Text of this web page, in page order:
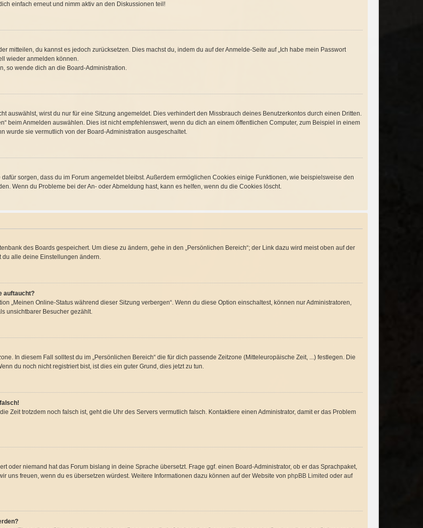
einfach erneut und nimm aktiv an den Diskussionen teil!
mitteilen, du kannst es jedoch zurücksetzen. Dies machst du, indem du auf der Anmelde-Seite auf „Ich habe mein Passwort
wieder anmelden können.
so wende dich an die Board-Administration.
auswählst, wirst du nur für eine Sitzung angemeldet. Dies verhindert den Missbrauch deines Benutzerkontos durch einen Dritten.
beim Anmelden auswählen. Dies ist nicht empfehlenswert, wenn du dich an einem öffentlichen Computer, zum Beispiel in einem
wurde sie vermutlich von der Board-Administration ausgeschaltet.
sorgen, dass du im Forum angemeldet bleibst. Außerdem ermöglichen Cookies einige Funktionen, wie beispielsweise den
Wenn du Probleme bei der An- oder Abmeldung hast, kann es helfen, wenn du die Cookies löscht.
des Boards gespeichert. Um diese zu ändern, gehe in den „Persönlichen Bereich“; der Link dazu wird meist oben auf der
du alle deine Einstellungen ändern.
auftaucht?
„Meinen Online-Status während dieser Sitzung verbergen“. Wenn du diese Option einschaltest, können nur Administratoren,
unsichtbarer Besucher gezählt.
In diesem Fall solltest du im „Persönlichen Bereich“ die für dich passende Zeitzone (Mitteleuropäische Zeit, ...) festlegen. Die
du noch nicht registriert bist, ist dies ein guter Grund, dies jetzt zu tun.
Zeit trotzdem noch falsch ist, geht die Uhr des Servers vermutlich falsch. Kontaktiere einen Administrator, damit er das Problem
oder niemand hat das Forum bislang in deine Sprache übersetzt. Frage ggf. einen Board-Administrator, ob er das Sprachpaket,
uns freuen, wenn du es übersetzen würdest. Weitere Informationen dazu können auf der Website von phpBB Limited oder auf